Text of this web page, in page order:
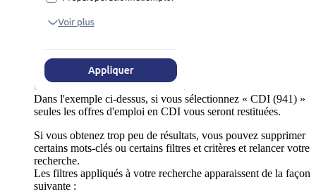
Dans l'exemple ci-dessus, si vous sélectionnez « CDI (941) »
seules les offres d'emploi en CDI vous seront restituées.
Si vous obtenez trop peu de résultats, vous pouvez supprimer
certains mots-clés ou certains filtres et critères et relancer votre
recherche.
Les filtres appliqués à votre recherche apparaissent de la façon
suivante :